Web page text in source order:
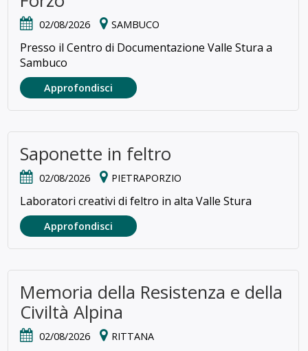
02/08/2026 SAMBUCO
Presso il Centro di Documentazione Valle Stura a
Sambuco
Approfondisci
Saponette in feltro
02/08/2026 PIETRAPORZIO
Laboratori creativi di feltro in alta Valle Stura
Approfondisci
Memoria della Resistenza e della
Civiltà Alpina
02/08/2026 RITTANA